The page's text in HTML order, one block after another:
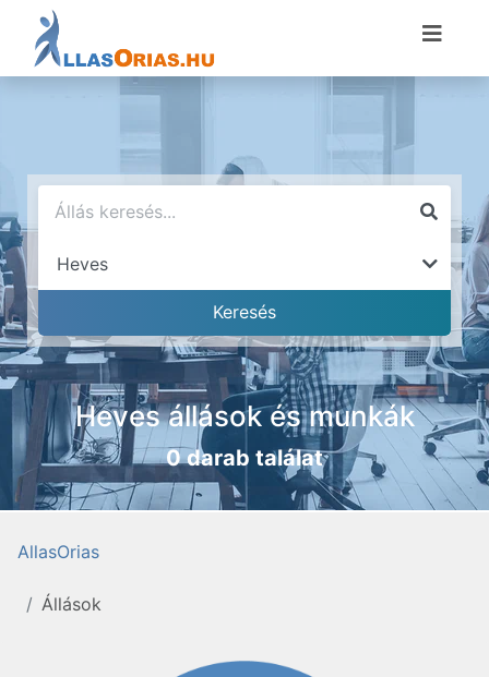
Heves állások és munkák
0 darab találat
AllasOrias
Állások